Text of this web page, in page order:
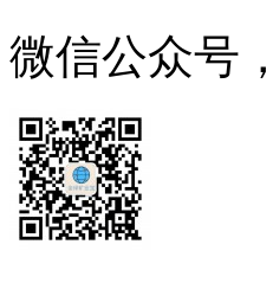
微信公众号